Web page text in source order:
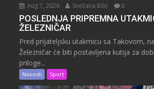
Aug 7, 2026 Snežana Bilić 0
POSLEDNJA PRIPREMNA
ŽELEZNIČAR
Pred prijateljsku utakmicu sa Takovom,
Železničar će biti postavljena kutija za
priloge...
Novosti Sport